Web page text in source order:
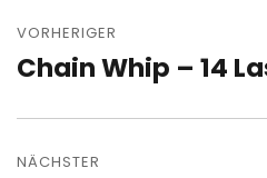
VORHERIGER
Vorheriger
Chain Whip – 14
NÄCHSTER